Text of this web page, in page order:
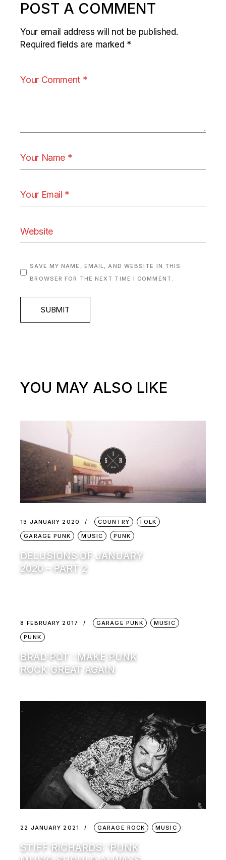
POST A COMMENT
Your email address will not be published.
Required fields are marked *
SAVE MY NAME, EMAIL, AND WEBSITE IN THIS
BROWSER FOR THE NEXT TIME I COMMENT.
SUBMIT
YOU MAY ALSO LIKE
13 JANUARY 2020 COUNTRY
FOLK
GARAGE PUNK
MUSIC PUNK
DELUSIONS OF JANUARY
2020 – PART 2
8 FEBRUARY 2017 GARAGE PUNK
MUSIC
PUNK
BRAD POT : MAKE PUNK
ROCK GREAT AGAIN
22 JANUARY 2021 GARAGE ROCK MUSIC
STIFF RICHARDS: ‘PUNK